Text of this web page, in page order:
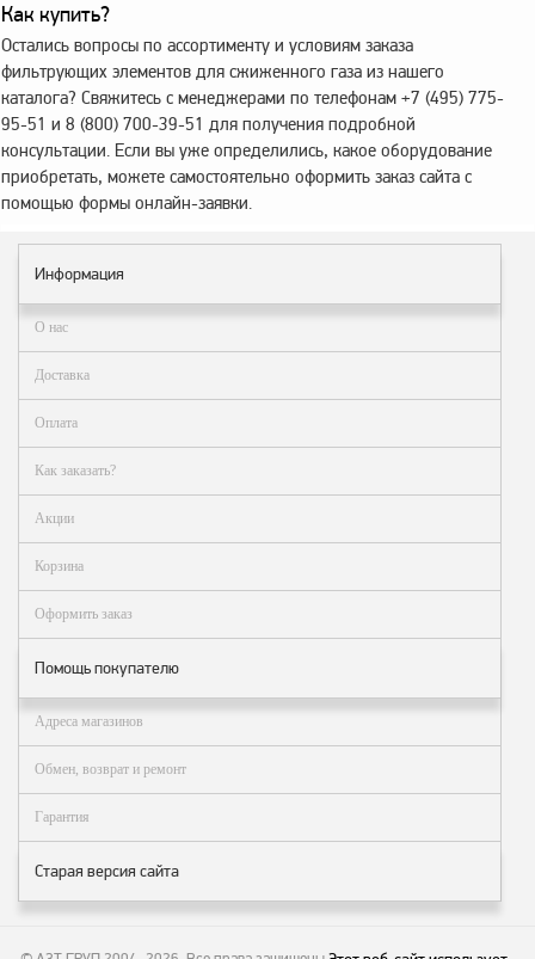
Как купить?
Остались вопросы по ассортименту и условиям заказа
фильтрующих элементов для сжиженного газа из нашего
каталога? Свяжитесь с менеджерами по телефонам +7 (495) 775-
95-51 и 8 (800) 700-39-51 для получения подробной
консультации. Если вы уже определились, какое оборудование
приобретать, можете самостоятельно оформить заказ сайта с
помощью формы онлайн-заявки.
Информация
О нас
Доставка
Оплата
Как заказать?
Акции
Корзина
Оформить заказ
Помощь покупателю
Адреса магазинов
Обмен, возврат и ремонт
Гарантия
Старая версия сайта